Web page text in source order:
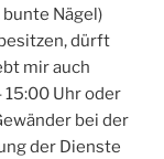
Nägel)
dürft
mir auch
15:00 Uhr oder
bei der
der Dienste